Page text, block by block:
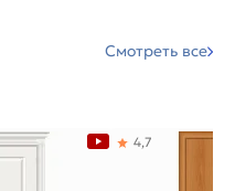
Смотреть все
4,7